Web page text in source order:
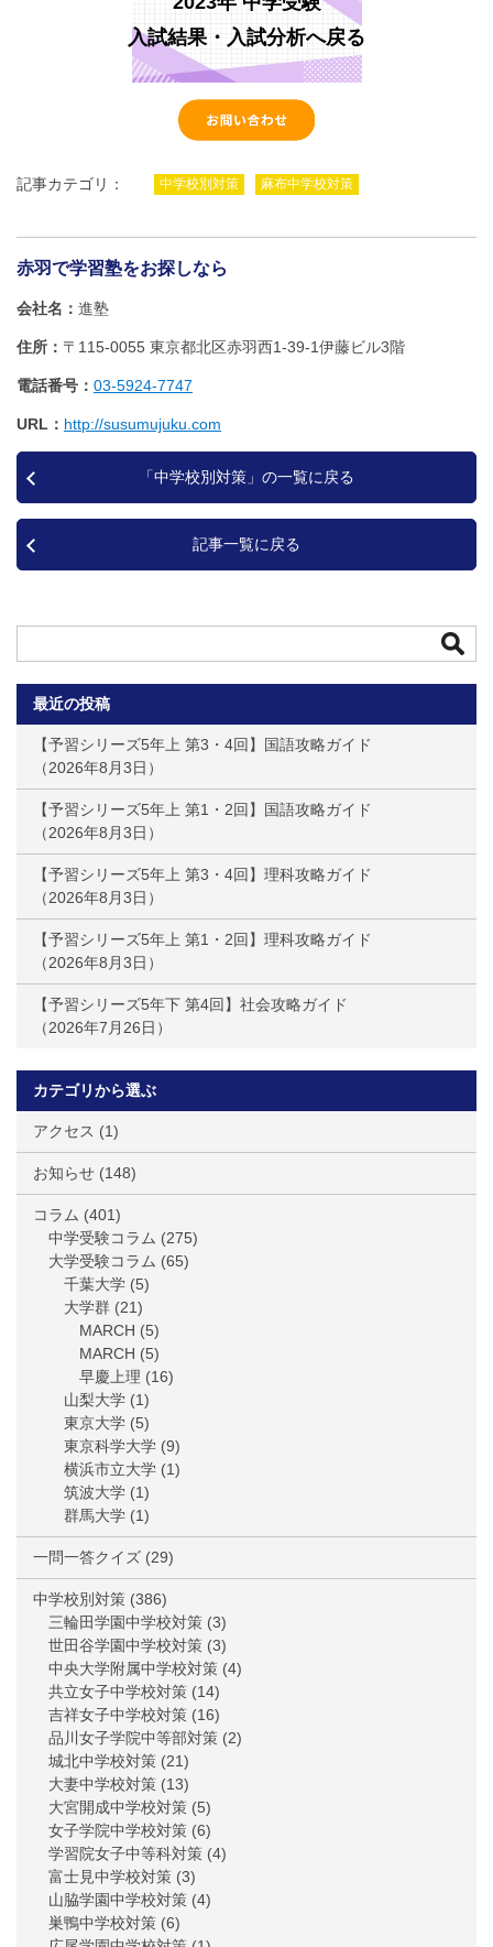
入試結果・入試分析へ戻る
記事カテゴリ： 中学校別対策 麻布中学校対策
赤羽で学習塾をお探しなら
会社名 進塾
住所 〒115-0055 東京都北区赤羽西1‐39‐1伊藤ビル3階
電話番号 03-5924-7747
URL http://susumujuku.com
「中学校別対策」の一覧に戻る
記事一覧に戻る
最近の投稿
【予習シリーズ5年上 第3・4回】国語攻略ガイド
2026年8月3日
【予習シリーズ5年上 第1・2回】国語攻略ガイド
2026年8月3日
【予習シリーズ5年上 第3・4回】理科攻略ガイド
2026年8月3日
【予習シリーズ5年上 第1・2回】理科攻略ガイド
2026年8月3日
【予習シリーズ5年下 第4回】社会攻略ガイド
2026年7月26日
カテゴリから選ぶ
アクセス (1)
お知らせ (148)
コラム (401)
中学受験コラム (275)
大学受験コラム (65)
千葉大学 (5)
大学群 (21)
MARCH (5)
MARCH (5)
早慶上理 (16)
山梨大学 (1)
東京大学 (5)
東京科学大学 (9)
横浜市立大学 (1)
筑波大学 (1)
群馬大学 (1)
一問一答クイズ (29)
中学校別対策 (386)
三輪田学園中学校対策 (3)
世田谷学園中学校対策 (3)
中央大学附属中学校対策 (4)
共立女子中学校対策 (14)
吉祥女子中学校対策 (16)
品川女子学院中等部対策 (2)
城北中学校対策 (21)
大妻中学校対策 (13)
大宮開成中学校対策 (5)
女子学院中学校対策 (6)
学習院女子中等科対策 (4)
富士見中学校対策 (3)
山脇学園中学校対策 (4)
巣鴨中学校対策 (6)